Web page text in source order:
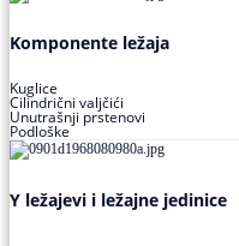
Komponente ležaja
Kuglice
Cilindrični valjčići
Unutrašnji prstenovi
Podloške
Y ležajevi i ležajne jedinice